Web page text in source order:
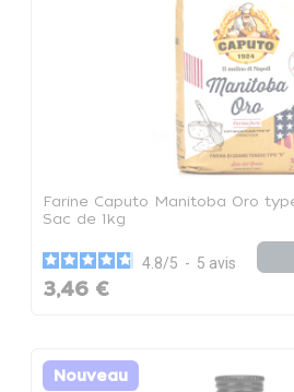
Farine Caputo Manitoba Oro
Sac de 1kg
4.8/5 - 5 avis
3,46 €
Nouveau